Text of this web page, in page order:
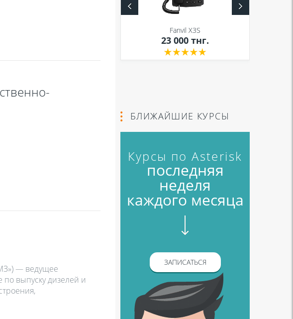
— ведущее
выпуску дизелей и
Fanvil X3S
23 000 тнг.
БЛИЖАЙШИЕ КУРСЫ
Курсы по Asterisk
последняя
неделя
каждого месяца
ЗАПИСАТЬСЯ